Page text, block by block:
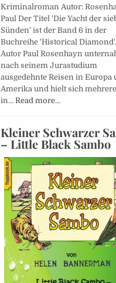
Kriminalroman Autor:
Paul Der Titel 'Die Yacht der
Sünden' ist der Band 6 in der
Buchreihe 'Historical
Autor Paul Rosenhayn
nach seinem Jurastudium
ausgedehnte Reisen in Europa
Amerika und hielt sich
in… Read more…
Kleiner Schwarzer
– Little Black Sambo